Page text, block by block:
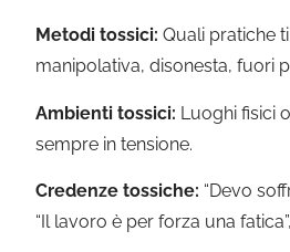
Metodi tossici: Quali pratiche
manipolativa, disonesta, fuori
Ambienti tossici: Luoghi fisici
sempre in tensione.
Credenze tossiche: “Devo
“Il lavoro è per forza una